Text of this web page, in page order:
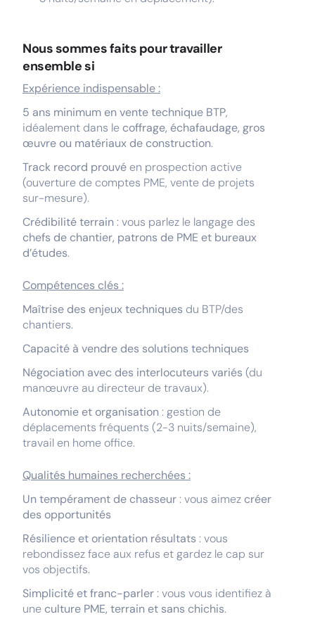
Nous sommes faits pour travailler
ensemble si
Expérience indispensable :
5 ans minimum en vente technique BTP,
idéalement dans le coffrage, échafaudage, gros
œuvre ou matériaux de construction.
Track record prouvé en prospection active
(ouverture de comptes PME, vente de projets
sur-mesure).
Crédibilité terrain: vous parlez le langage des
chefs de chantier, patrons de PME et bureaux
d’études.
Compétences clés :
Maîtrise des enjeux techniques du BTP/des
chantiers.
Capacité à vendre des solutions techniques
Négociation avec des interlocuteurs variés (du
manœuvre au directeur de travaux).
Autonomie et organisation: gestion de
déplacements fréquents (2-3 nuits/semaine),
travail en home office.
Qualités humaines recherchées :
Un tempérament de chasseur: vous aimez créer
des opportunités
Résilience et orientation résultats : vous
rebondissez face aux refus et gardez le cap sur
vos objectifs.
Simplicité et franc-parler: vous vous identifiez à
une culture PME, terrain et sans chichis.